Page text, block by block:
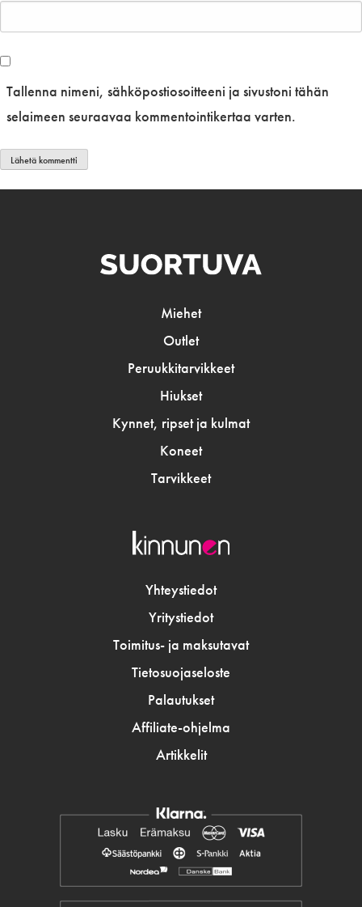
Tallenna nimeni, sähköpostiosoitteeni ja sivustoni tähän
selaimeen seuraavaa kommentointikertaa varten.
Miehet
Outlet
Peruukkitarvikkeet
Hiukset
Kynnet, ripset ja kulmat
Koneet
Tarvikkeet
Yhteystiedot
Yritystiedot
Toimitus- ja maksutavat
Tietosuojaseloste
Palautukset
Affiliate-ohjelma
Artikkelit